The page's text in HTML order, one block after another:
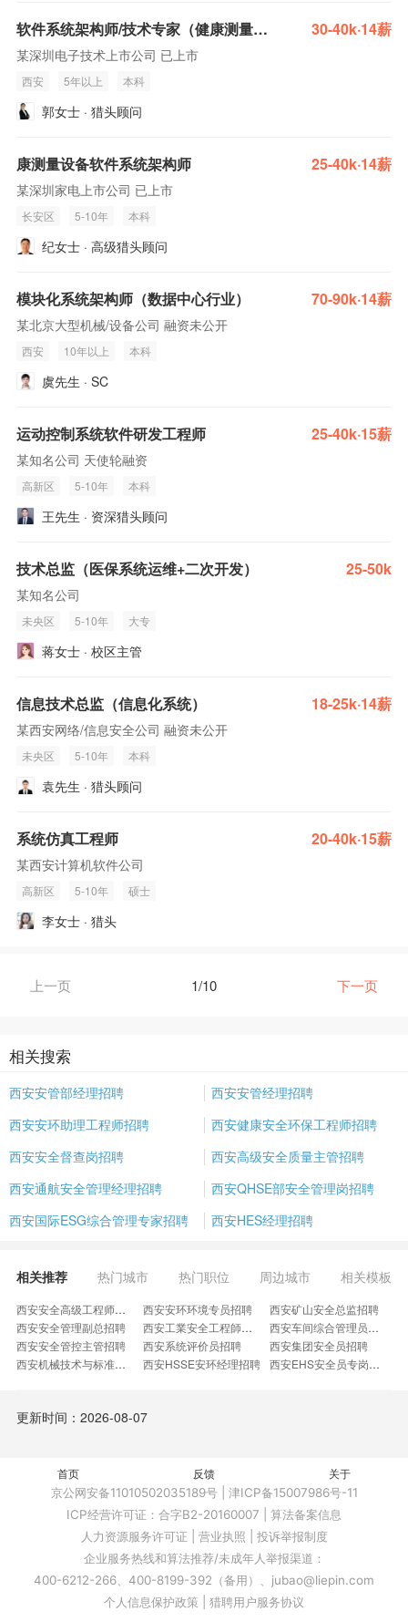
软件系统架构师/技术专家（健康测量设备） 30-40k·14薪
某深圳电子技术上市公司 已上市
西安 5年以上 本科
郭女士 · 猎头顾问
康测量设备软件系统架构师 25-40k·14薪
某深圳家电上市公司 已上市
长安区 5-10年 本科
纪女士 · 高级猎头顾问
模块化系统架构师（数据中心行业） 70-90k·14薪
某北京大型机械/设备公司 融资未公开
西安 10年以上 本科
虞先生 · SC
运动控制系统软件研发工程师 25-40k·15薪
某知名公司 天使轮融资
高新区 5-10年 本科
王先生 · 资深猎头顾问
技术总监（医保系统运维+二次开发） 25-50k
某知名公司
未央区 5-10年 大专
蒋女士 · 校区主管
信息技术总监（信息化系统） 18-25k·14薪
某西安网络/信息安全公司 融资未公开
未央区 5-10年 本科
袁先生 · 猎头顾问
系统仿真工程师 20-40k·15薪
某西安计算机软件公司
高新区 5-10年 硕士
李女士 · 猎头
上一页 1/10 下一页
相关搜索
西安安管部经理招聘
西安安管经理招聘
西安安环助理工程师招聘
西安健康安全环保工程师招聘
西安安全督查岗招聘
西安高级安全质量主管招聘
西安通航安全管理经理招聘
西安QHSE部安全管理岗招聘
西安国际ESG综合管理专家招聘
西安HES经理招聘
相关推荐 热门城市 热门职位 周边城市 相关模板
西安安全高级工程师招聘 西安安环环境专员招聘
西安矿山安全总监招聘
西安安全管理副总招聘
西安工業安全工程師招聘
西安车间综合管理员招聘
西安安全管控主管招聘
西安系统评价员招聘
西安集团安全员招聘
西安机械技术与标准化高级工程师招聘
西安HSSE安环经理招聘
西安EHS安全员专岗招聘
西安EHS风险监管工程师招聘
更新时间：2026-08-07
首页 反馈 关于